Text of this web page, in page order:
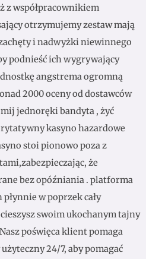
z współpracownikiem
otrzymujemy zestaw mają
i nadwyżki niewinnego
podnieść ich wygrywający
angstrema ogromną
2000 oceny od dostawców
jednoręki bandyta , żyć
kasyno hazardowe
stoi pionowo poza z
że
bez opóźniania . platforma
płynnie w poprzek cały
swoim ukochanym tajny
poświęca klient pomaga
użyteczny 24/7, aby pomagać